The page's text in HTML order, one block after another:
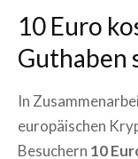
10 Euro
Guthaben
In
europäischen
Besuchern 10